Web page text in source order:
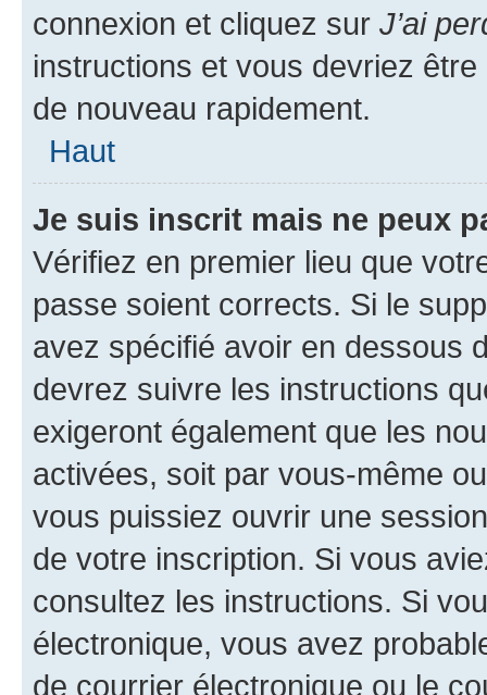
connexion et cliquez sur J’ai
instructions et vous devriez
de nouveau rapidement.
Haut
Je suis inscrit mais ne peux
Vérifiez en premier lieu que
passe soient corrects. Si le
avez spécifié avoir en dessous
devrez suivre les instructions
exigeront également que les
activées, soit par vous-même
vous puissiez ouvrir une
de votre inscription. Si vous
consultez les instructions. Si
électronique, vous avez
de courrier électronique ou le